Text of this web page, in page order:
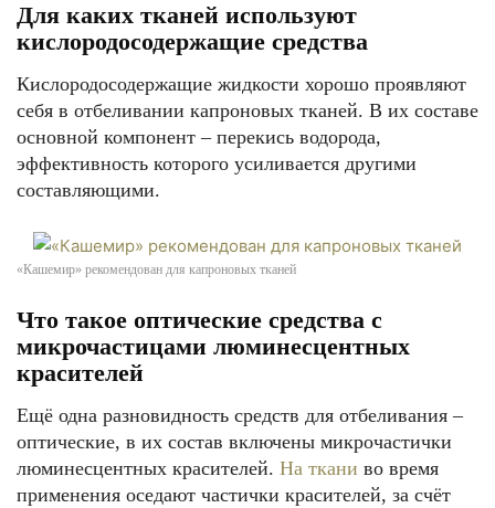
Для каких тканей используют
кислородосодержащие средства
Кислородосодержащие жидкости хорошо проявляют
себя в отбеливании капроновых тканей. В их составе
основной компонент – перекись водорода,
эффективность которого усиливается другими
составляющими.
«Кашемир» рекомендован для капроновых тканей
Что такое оптические средства с
микрочастицами люминесцентных
красителей
Ещё одна разновидность средств для отбеливания –
оптические, в их состав включены микрочастички
люминесцентных красителей. На ткани во время
применения оседают частички красителей, за счёт